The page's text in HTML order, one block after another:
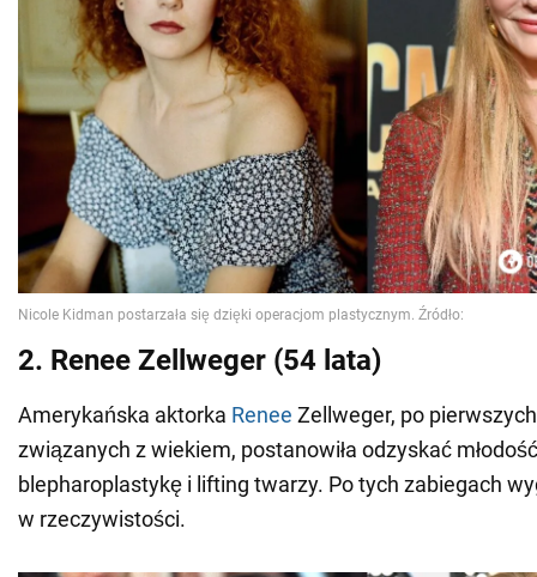
2. Renee Zellweger (54 lata)
Amerykańska aktorka Renee Zellweger, po
związanych z wiekiem, postanowiła odzyskać
blepharoplastykę i lifting twarzy. Po tych zabiegach
w rzeczywistości.